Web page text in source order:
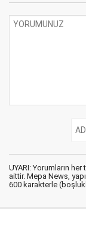
UYARI: Yorumların
aittir. Mepa News,
600 karakterle